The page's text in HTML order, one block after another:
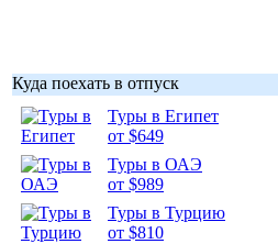
Куда поехать в отпуск
Туры в Египет
от $649
Туры в ОАЭ
от $989
Туры в Турцию
от $810